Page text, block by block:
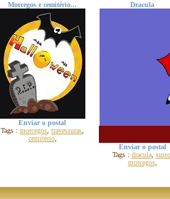
Morcegos e cemitério...
Enviar o postal
Tags : morcegos travessuras
cemitério,
Dracula
Enviar o postal
Tags : dracula, susto
morcegos,